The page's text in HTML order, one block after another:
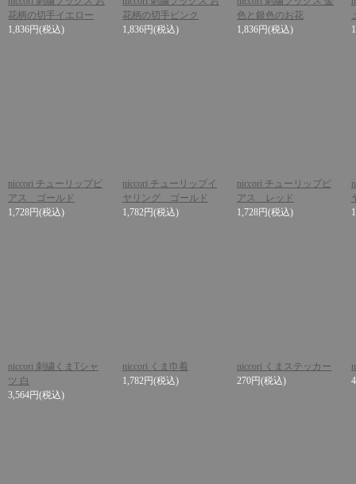
花柄の切手イエロー
1,836円(税込)
花柄の切手ピンク
1,836円(税込)
色と銀色のお花
1,836円(税込)
niccori チューリップピ
アス ゴールド
1,728円(税込)
niccori チューリップイ
ヤリング ゴールド
1,782円(税込)
niccori チューリップピ
アス レッド
1,728円(税込)
niccori 刺繍くまTシャ
ツ 白
3,564円(税込)
niccori くま巾着
1,782円(税込)
niccori くまステッカー
270円(税込)